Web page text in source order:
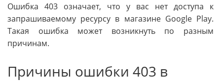
Ошибка 403 означает, что у вас нет доступа к
запрашиваемому ресурсу в магазине Google Play.
Такая ошибка может возникнуть по разным
причинам.
Причины ошибки 403 в